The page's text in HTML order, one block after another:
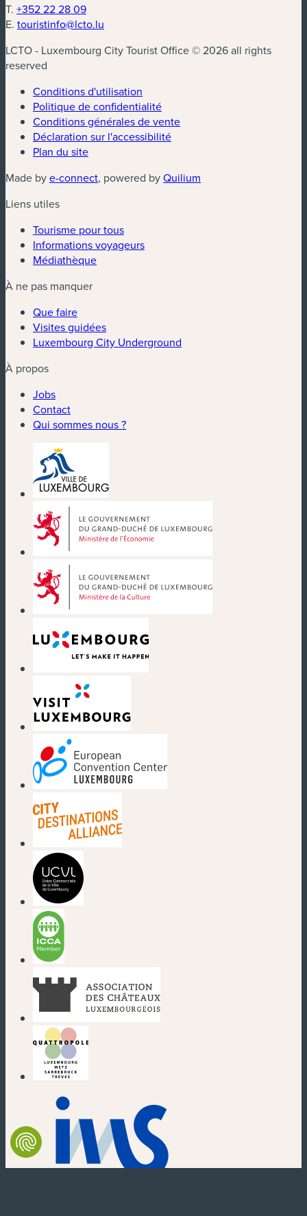
T. +352 22 28 09
E. touristinfo@lcto.lu
LCTO - Luxembourg City Tourist Office © 2026 all rights
reserved
Conditions d'utilisation
Politique de confidentialité
Conditions générales de vente
Déclaration sur l'accessibilité
Plan du site
Made bye-connect(nouvelle fenêtre)
, powered byQuilium
Liens utiles
Tourisme pour tous
Informations voyageurs
Médiathèque
À ne pas manquer
Que faire
Visites guidées
Luxembourg City Underground
À propos
Jobs
Contact
Qui sommes nous ?